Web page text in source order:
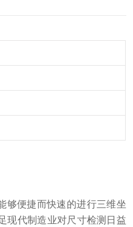
够便捷而快速的进行三维坐
现代制造业对尺寸检测日益